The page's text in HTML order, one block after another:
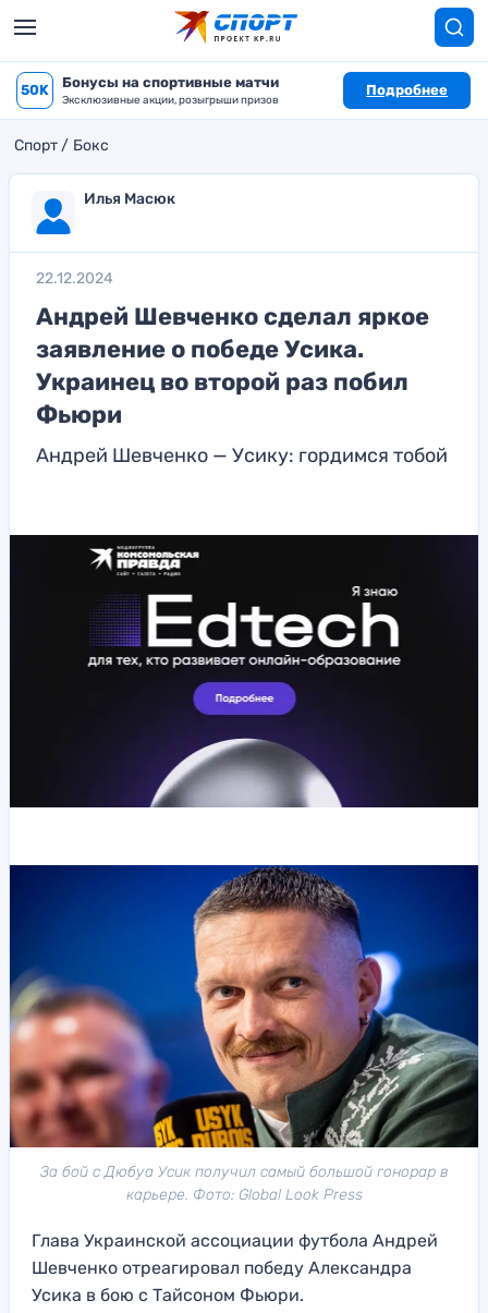
50K Бонусы на спортивные матчи
Эксклюзивные акции, розыгрыши призов
Подробнее
Спорт Бокс
Илья Масюк
22.12.2024
Андрей Шевченко сделал яркое
заявление о победе Усика.
Украинец во второй раз побил
Фьюри
Андрей Шевченко — Усику: гордимся тобой
За бой с Дюбуа Усик получил самый большой гонорар в
карьере. Фото: Global Look Press
Глава Украинской ассоциации футбола Андрей
Шевченко отреагировал победу Александра
Усика в бою с Тайсоном Фьюри.